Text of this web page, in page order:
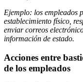
Ejemplo: los empleados
establecimiento físico,
enviar correos
información de estado.
Acciones entre
de los empleados